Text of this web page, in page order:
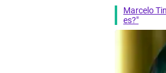
Marcelo
es?"